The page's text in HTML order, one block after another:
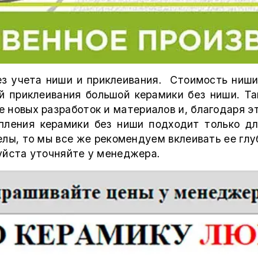
учета ниши и приклеивания. Стоимость
приклеивания большой керамики без ниши.
разработок и материалов и, благодаря
керамики без ниши подходит только
то мы все же рекомендуем вклеивать ее
уточняйте у менеджера.